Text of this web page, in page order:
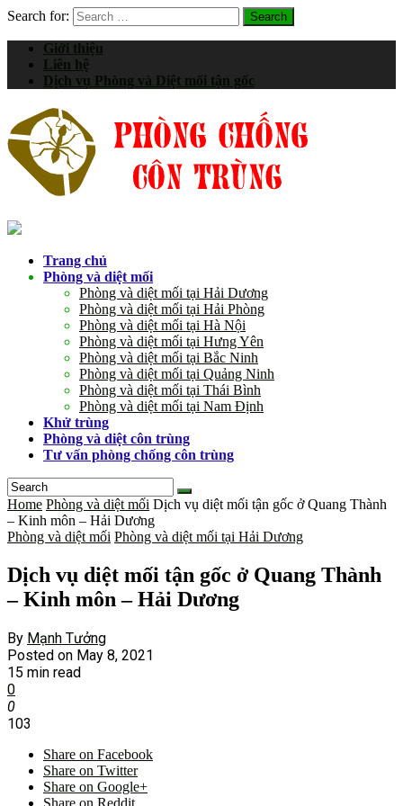
Search for:
Giới thiệu
Liên hệ
Dịch vụ Phòng và Diệt mối tận gốc
Trang chủ
Phòng và diệt mối
Phòng và diệt mối tại Hải Dương
Phòng và diệt mối tại Hải Phòng
Phòng và diệt mối tại Hà Nội
Phòng và diệt mối tại Hưng Yên
Phòng và diệt mối tại Bắc Ninh
Phòng và diệt mối tại Quảng Ninh
Phòng và diệt mối tại Thái Bình
Phòng và diệt mối tại Nam Định
Khử trùng
Phòng và diệt côn trùng
Tư vấn phòng chống côn trùng
Home Phòng và diệt mối Dịch vụ diệt mối tận gốc ở Quang Thành
– Kinh môn – Hải Dương
Phòng và diệt mối Phòng và diệt mối tại Hải Dương
Dịch vụ diệt mối tận gốc ở Quang Thành
– Kinh môn – Hải Dương
By Mạnh Tưởng
Posted on May 8, 2021
15 min read
0
0
103
Share on Facebook
Share on Twitter
Share on Google+
Share on Reddit